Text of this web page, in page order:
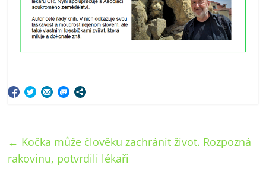
← Kočka může člověku zachránit život. Rozpozná
rakovinu, potvrdili lékaři